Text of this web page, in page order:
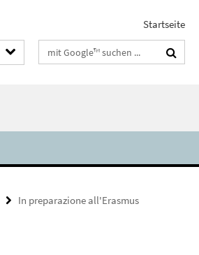
Startseite
Suchbegriffe
In preparazione all'Erasmus